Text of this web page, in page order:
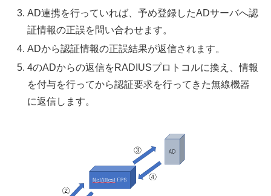
AD連携を行っていれば、予め登録したADサーバへ認
証情報の正誤を問い合わせます。
ADから認証情報の正誤結果が返信されます。
4のADからの返信をRADIUSプロトコルに換え、情報
を付与を行ってから認証要求を行ってきた無線機器
に返信します。